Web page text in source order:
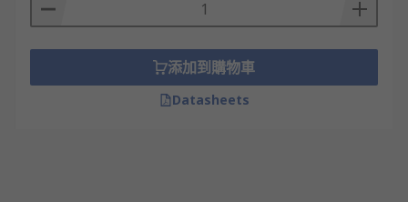
添加到購物車
Datasheets